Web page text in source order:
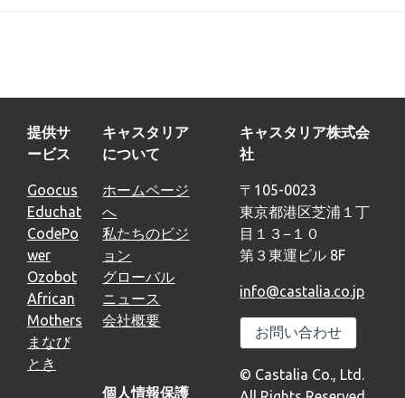
提供サ
ービス
Goocus
Educhat
CodePo
wer
Ozobot
African
Mothers
まなび
とき
キャスタリア
について
ホームページ
へ
私たちのビジ
ョン
グローバル
ニュース
会社概要
個人情報保護
キャスタリア株式会
社
〒105-0023
東京都港区芝浦１丁
目１３−１０
第３東運ビル 8F
info@castalia.co.jp
お問い合わせ
© Castalia Co., Ltd.